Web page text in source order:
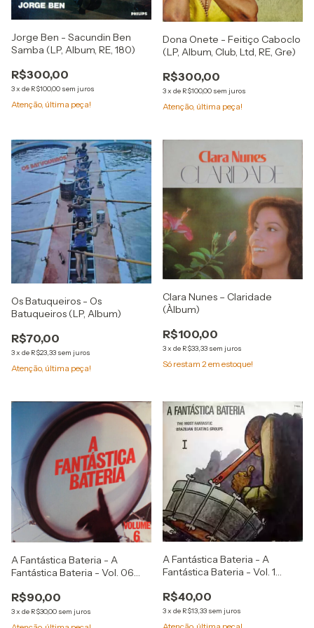
Jorge Ben - Sacundin Ben
Samba (LP, Album, RE, 180)
R$300,00
3x de R$100,00 sem juros
Atenção, última peça!
Dona Onete - Feitiço Caboclo
(LP, Album, Club, Ltd, RE, Gre)
R$300,00
3x de R$100,00 sem juros
Atenção, última peça!
Os Batuqueiros - Os
Batuqueiros (LP, Album)
R$70,00
3x de R$23,33 sem juros
Atenção, última peça!
Clara Nunes – Claridade
(Àlbum)
R$100,00
3x de R$33,33 sem juros
Só restam 2 em estoque!
A Fantástica Bateria - A
Fantástica Bateria - Vol. 06
R$90,00
3x de R$30,00 sem juros
A Fantástica Bateria - A
Fantástica Bateria - Vol. 1
R$40,00
3x de R$13,33 sem juros